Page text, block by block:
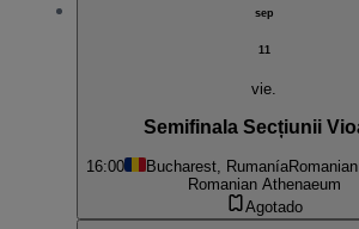
sep
11
vie.
Semifinala Secțiunii
16:00 Bucharest, Rumanía
Romanian Athenaeum
Agotado